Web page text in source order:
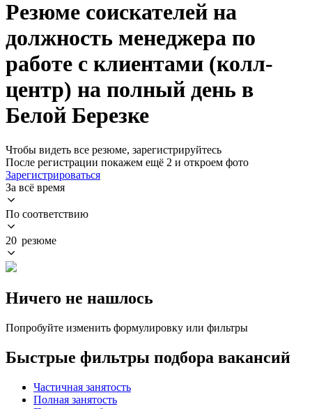
Резюме соискателей на
должность менеджера по
работе с клиентами (колл-
центр) на полный день в
Белой Березке
Чтобы видеть все резюме, зарегистрируйтесь
После регистрации покажем ещё 2 и откроем фото
Зарегистрироваться
За всё время
По соответствию
20 резюме
Ничего не нашлось
Попробуйте изменить формулировку или фильтры
Быстрые фильтры подбора вакансий
Частичная занятость
Полная занятость